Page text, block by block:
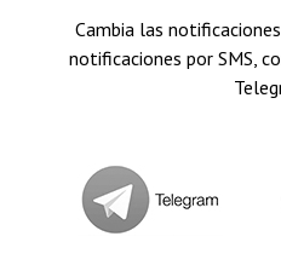
Cambia las
notificaciones por SMS,